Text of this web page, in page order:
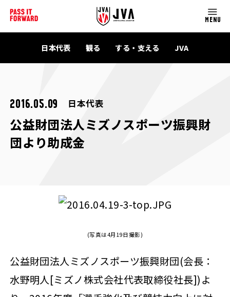
MENU
日本代表 観る する・支える JVA
2016.05.09 日本代表
公益財団法人ミズノスポーツ振興財
団より助成金
(写真は4月19日撮影)
公益財団法人ミズノスポーツ振興財団(会長：
水野明人[ミズノ株式会社代表取締役社長])よ